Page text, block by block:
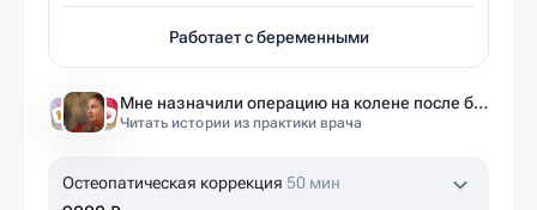
Работает с беременными
Мне назначили операцию на колене после беременности. Оказалось — это было ошибкой
Читать истории из практики врача
Остеопатическая коррекция 50 мин